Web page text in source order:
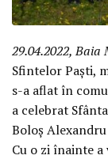
29.04.2022, Baia
Sfintelor Paști,
s-a aflat în
a celebrat
Boloș
Cu o zi înainte